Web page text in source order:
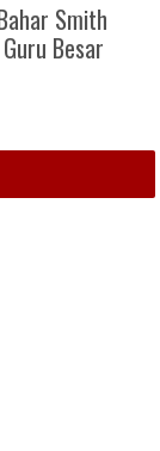
Smith
Besar